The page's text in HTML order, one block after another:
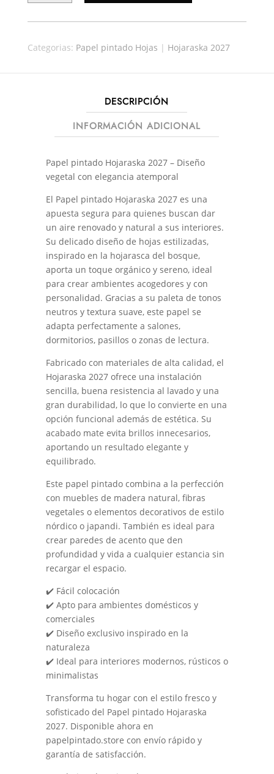
HOJARASKA
31315
Categorias: Papel pintado Hojas | Hojaraska 2027
DESCRIPCIÓN
INFORMACIÓN ADICIONAL
Papel pintado Hojaraska 2027 – Diseño
vegetal con elegancia atemporal
El Papel pintado Hojaraska 2027 es una
apuesta segura para quienes buscan dar
un aire renovado y natural a sus interiores.
Su delicado diseño de hojas estilizadas,
inspirado en la hojarasca del bosque,
aporta un toque orgánico y sereno, ideal
para crear ambientes acogedores y con
personalidad. Gracias a su paleta de tonos
neutros y textura suave, este papel se
adapta perfectamente a salones,
dormitorios, pasillos o zonas de lectura.
Fabricado con materiales de alta calidad, el
Hojaraska 2027 ofrece una instalación
sencilla, buena resistencia al lavado y una
gran durabilidad, lo que lo convierte en una
opción funcional además de estética. Su
acabado mate evita brillos innecesarios,
aportando un resultado elegante y
equilibrado.
Este papel pintado combina a la perfección
con muebles de madera natural, fibras
vegetales o elementos decorativos de estilo
nórdico o japandi. También es ideal para
crear paredes de acento que den
profundidad y vida a cualquier estancia sin
recargar el espacio.
✔️ Fácil colocación
✔️ Apto para ambientes domésticos y
comerciales
✔️ Diseño exclusivo inspirado en la
naturaleza
✔️ Ideal para interiores modernos, rústicos o
minimalistas
Transforma tu hogar con el estilo fresco y
sofisticado del Papel pintado Hojaraska
2027. Disponible ahora en
papelpintado.store con envío rápido y
garantía de satisfacción.